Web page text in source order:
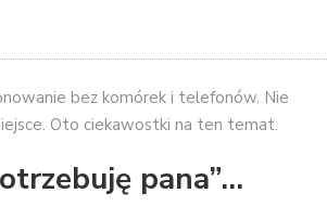
bez komórek i telefonów. Nie
Oto ciekawostki na ten temat.
pana”…